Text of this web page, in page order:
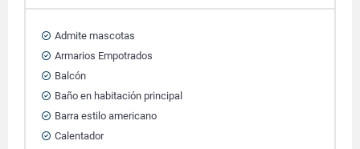
Admite mascotas
Armarios Empotrados
Balcón
Baño en habitación principal
Barra estilo americano
Calentador